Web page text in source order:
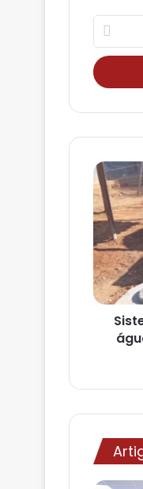
s
i
s
u
e
n
d
e
r
e
ç
o
a